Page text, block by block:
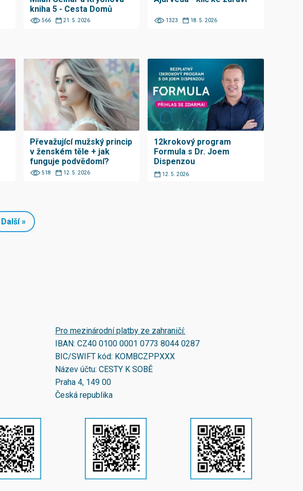
kniha 5 - Cesta Domů
566 21. 5. 2026 1323 18. 5. 2026
Převažující mužský princip
v ženském těle + jak
funguje podvědomí?
518 12. 5. 2026
12krokový program
Formula s Dr. Joem
Dispenzou
12. 5. 2026
Další »
Pro mezinárodní platby ze zahraničí:
IBAN:CZ40 0100 0001 0773 8044 0287
BIC/SWIFT kód: KOMBCZPPXXX
Název účtu: CESTY K SOBĚ
Praha 4, 149 00
Česká republika